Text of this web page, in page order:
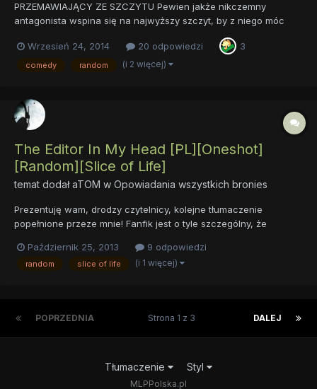
PRZEMAWIAJĄCY ZE SZCZYTU Pewien jakże nikczemny
antagonista wspina się na najwyższy szczyt, by z niego móc
przemówić do swoich towarzyszy niedoli. Jaki ma plan? Czy mu
się uda? Czy ma odpowiednio dużo magii? Tego dowiecie się,
czytając opowiadanie! LINK
Wrzesień 24, 2014 20 odpowiedzi 3
comedy random (i 2 więcej)
The Editor In My Head [PL][Oneshot]
[Random][Slice of Life]
temat dodałaTOM w Opowiadania wszystkich bronies
Prezentuję wam, drodzy czytelnicy, kolejne tłumaczenie
popełnione przeze mnie! Fanfik jest o tyle szczególny, że
wszystkich korektorów/prereaderów/patroszycieli. Miłej lektury!
autor: Scribblestick prereading/korekta: Jet. Wro, Jacek Hoże...
Październik 25, 2013 9 odpowiedzi
random slice of life (i 1 więcej)
POPRZEDNIA DALEJ
Strona 1 z 3
Tłumaczenie Styl
MLPPolska.pl